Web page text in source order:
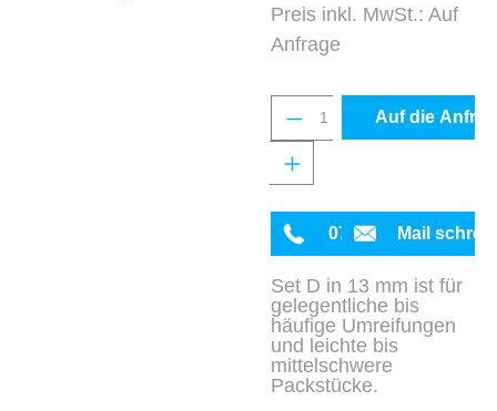
Preis inkl. MwSt.: Auf
Anfrage
Produkt Anzahl:
Auf die
0711 342934-0
Mail
Set D in 13 mm ist für
gelegentliche bis
häufige Umreifungen
und leichte bis
mittelschwere
Packstücke.